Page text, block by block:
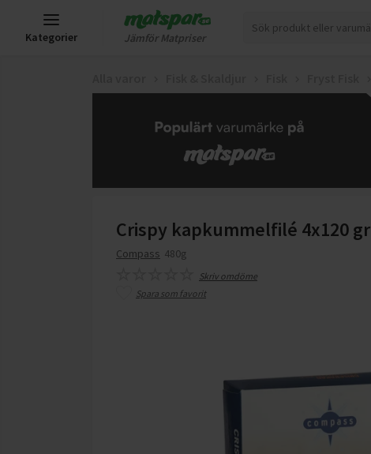
Kategorier Jämför Matpriser
Crispy kapkummelfilé 4x120 gr
Compass 480g
Skriv omdöme
Spara som favorit